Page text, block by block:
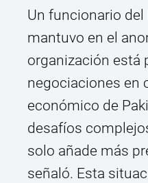
Un funcionario del
mantuvo en el
organización está
negociaciones en
económico de
desafíos
solo añade más
señaló. Esta